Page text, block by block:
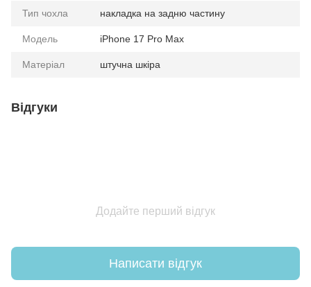
Тип чохла накладка на задню частину
Модель iPhone 17 Pro Max
Матеріал штучна шкіра
Відгуки
Додайте перший відгук
Написати відгук